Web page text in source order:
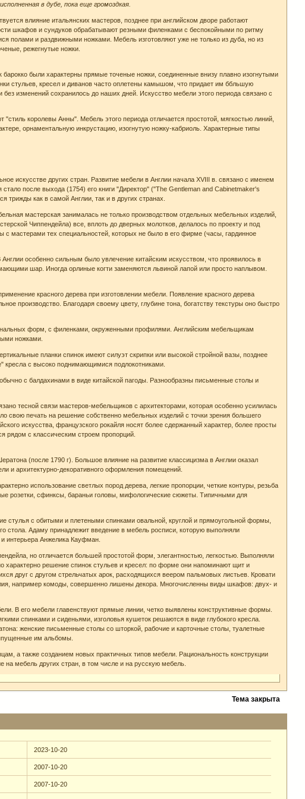
в дубе, пока еще громоздкая.
влияние итальянских мастеров, позднее при английском дворе работают
шкафов и сундуков обрабатывают резными филенками с беспокойными по ритму
и раздвижными ножками. Мебель изготовляют уже не только из дуба, но из
режегнутые ножки.
были характерны прямые точеные ножки, соединенные внизу плавно изогнутыми
стульев, кресел и диванов часто оплетены камышом, что придает им ббльшую
без изменений сохранилось до наших дней. Искусство мебели этого периода связано с
королевы Анны". Мебель этого периода отличается простотой, мягкостью линий,
орнаментальную инкрустацию, изогнутую ножку-кабриоль. Характерные типы
искусстве других стран. Развитие мебели в Англии начала XVIII в. связано с именем
после выхода (1754) его книги "Директор" ("The Gentleman and Cabinetmaker's
трижды как в самой Англии, так и в других странах.
мастерская занималась не только производством отдельных мебельных изделий,
Чиппендейла) все, вплоть до дверных молотков, делалось по проекту и под
мастерами тех специальностей, которых не было в его фирме (часы, гардинное
особенно сильным было увлечение китайским искусством, что проявилось в
шар. Иногда орлиные когти заменяются львиной лапой или просто наплывом.
красного дерева при изготовлении мебели. Появление красного дерева
производство. Благодаря своему цвету, глубине тона, богатству текстуры оно быстро
форм, с филенками, окруженными профилями. Английским мебельщикам
ножками.
планки спинок имеют силуэт скрипки или высокой стройной вазы, позднее
с высоко поднимающимися подлокотниками.
с балдахинами в виде китайской пагоды. Разнообразны письменные столы и
тесной связи мастеров-мебельщиков с архитекторами, которая особенно усилилась
свою печать на решение собственно мебельных изделий с точки зрения большего
искусства, французского рокайля носят более сдержанный характер, более просты
рядом с классическим строем пропорций.
(после 1790 г). Большое влияние на развитие классицизма в Англии оказал
и архитектурно-декоративного оформления помещений.
использование светлых пород дерева, легкие пропорции, четкие контуры, резьба
розетки, сфинксы, бараньи головы, мифологические сюжеты. Типичными для
стулья с обитыми и плетеными спинками овальной, круглой и прямоугольной формы,
стола. Адаму принадлежит введение в мебель росписи, которую выполняли
интерьера Анжелика Кауфман.
но отличается большей простотой форм, элегантностью, легкостью. Выполняли
характерно решение спинок стульев и кресел: по форме они напоминают щит и
друг с другом стрельчатых арок, расходящихся веером пальмовых листьев. Кровати
например комоды, совершенно лишены декора. Многочисленны виды шкафов: двух- и
В его мебели главенствуют прямые линии, четко выявлены конструктивные формы.
спинками и сиденьями, изголовья кушеток решаются в виде глубокого кресла.
женские письменные столы со шторкой, рабочие и карточные столы, туалетные
им альбомы.
а также созданием новых практичных типов мебели. Рациональность конструкции
на мебель других стран, в том числе и на русскую мебель.
Тема закрыта
2023-10-20
2007-10-20
2007-10-20